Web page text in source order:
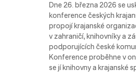
Dne 26. března 2026 se
konference českých
propojí krajanské
v zahraničí, knihovníky a
podporujících české
Konference proběhne v
se jí knihovny a krajanské